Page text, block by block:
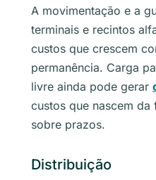
A movimentação e a
terminais e recintos
custos que crescem
permanência. Carga
livre ainda pode gerar
custos que nascem
sobre prazos.
Distribuição